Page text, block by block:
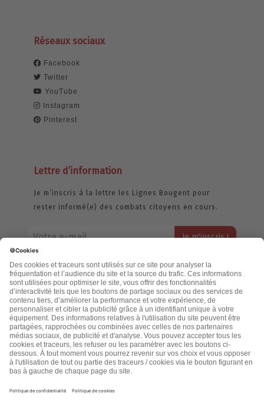
Réseaux sociaux
Facebook
Twitter
YouTube
Instagram
Pinterest
Lettre d’information
Je m’inscris à la lettre les Lignes Bougent pour
rester informé(e) des combats citoyens en cours.
jamais échangée. Pour consulter notre politique de confidentialité,
cliquez ici.
Accueil
Politique de confidentialité
Cookies